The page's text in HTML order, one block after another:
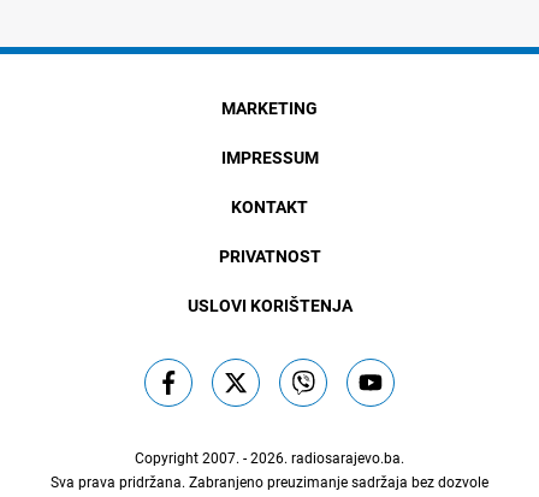
MARKETING
IMPRESSUM
KONTAKT
PRIVATNOST
USLOVI KORIŠTENJA
Copyright 2007. - 2026. radiosarajevo.ba.
Sva prava pridržana. Zabranjeno preuzimanje sadržaja bez dozvole